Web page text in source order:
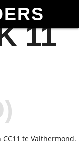
11
te Valthermond.